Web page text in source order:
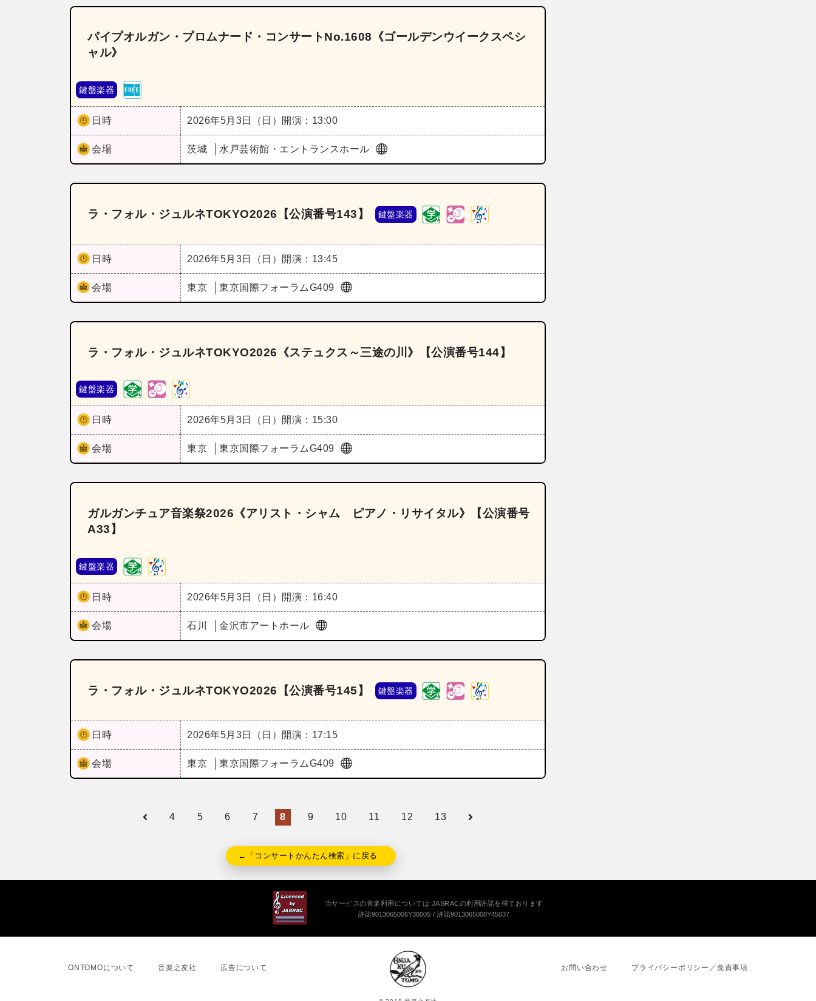
パイプオルガン・プロムナード・コンサートNo.1608《ゴールデンウイークスペシ
ャル》
鍵盤楽器
日時 2026年5月3日（日） 開演：13:00
会場 茨城 水戸芸術館・エントランスホール
ラ・フォル・ジュルネTOKYO2026【公演番号143】 鍵盤楽器
日時 2026年5月3日（日） 開演：13:45
会場 東京 東京国際フォーラムG409
ラ・フォル・ジュルネTOKYO2026《ステュクス～三途の川》【公演番号144】
鍵盤楽器
日時 2026年5月3日（日） 開演：15:30
会場 東京 東京国際フォーラムG409
ガルガンチュア音楽祭2026《アリスト・シャム ピアノ・リサイタル》【公演番号
A33】
鍵盤楽器
日時 2026年5月3日（日） 開演：16:40
会場 石川 金沢市アートホール
ラ・フォル・ジュルネTOKYO2026【公演番号145】 鍵盤楽器
日時 2026年5月3日（日） 開演：17:15
会場 東京 東京国際フォーラムG409
4 5 6 7 8 9 10 11 12 13
←「コンサートかんたん検索」に戻る
当サービスの音楽利用については JASRACの利用許諾を得ております
許諾9013065006Y30005
許諾9013065008Y45037
ONTOMOについて 音楽之友社 広告について お問い合わせ プライバシーポリシー／免責事項